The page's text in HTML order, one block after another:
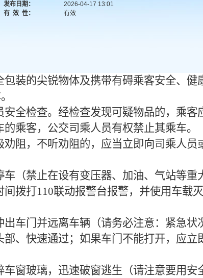
发布日期：
2026-04-17 13:01
有 效 性：
有效
装的尖锐物体及携带有碍乘客安全、健
全检查。经检查发现可疑物品的，乘客
乘客，公交司乘人员有权禁止其乘车。
阻，不听劝阻的，应当立即向司乘人员
（禁止在设有变压器、加油、气站等重
间拨打110联动报警台报警，并使用车载
车门并远离车辆（请务必注意：紧急状
、快速通过；如果车门不能打开，应立
窗玻璃，迅速破窗逃生（请注意要用安